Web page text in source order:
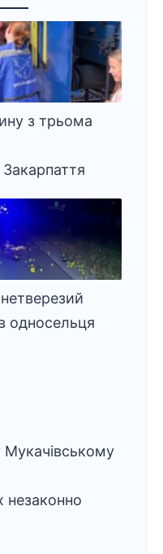
з трьома
односельця
Мукачівському
незаконно